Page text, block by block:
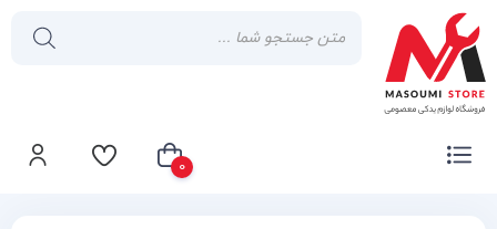
0